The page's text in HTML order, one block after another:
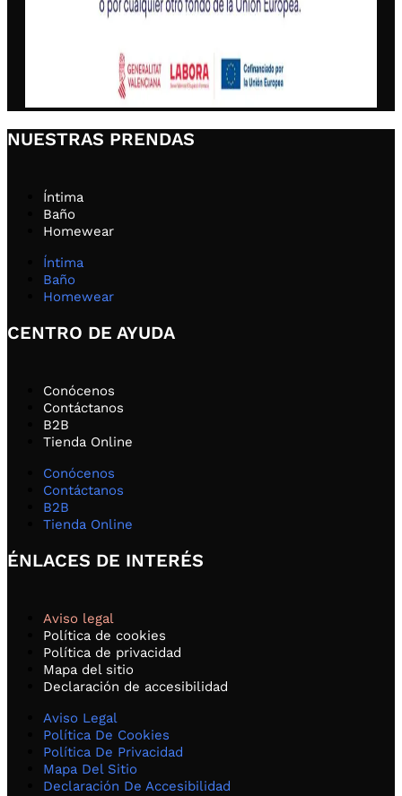
NUESTRAS PRENDAS
Íntima
Baño
Homewear
Íntima
Baño
Homewear
CENTRO DE AYUDA
Conócenos
Contáctanos
B2B
Tienda Online
Conócenos
Contáctanos
B2B
Tienda Online
ÉNLACES DE INTERÉS
Aviso legal
Política de cookies
Política de privacidad
Mapa del sitio
Declaración de accesibilidad
Aviso Legal
Política De Cookies
Política De Privacidad
Mapa Del Sitio
Declaración De Accesibilidad